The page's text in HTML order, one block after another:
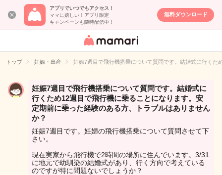
アプリでいつでもアクセス！
ママに嬉しい！アプリ限定
キャンペーンも随時配信中！
無料ダウンロード
女性専用匿名QA
イト
トップ 妊娠・出産 妊娠7週目で飛行機搭乗について質問です。結婚式に行く
妊娠7週目で飛行機搭乗について質問です。結婚式に
行くため12週目で飛行機に乗ることになります。安
定期前に乗った経験のある方、トラブルはありません
か？
妊娠7週目です。妊婦の飛行機搭乗について質問させて下
さい。
現在実家から飛行機で2時間の場所に住んでいます。3/31
に地元で幼馴染の結婚式があり、行く方向で考えている
のですが特に問題ないでしょうか？